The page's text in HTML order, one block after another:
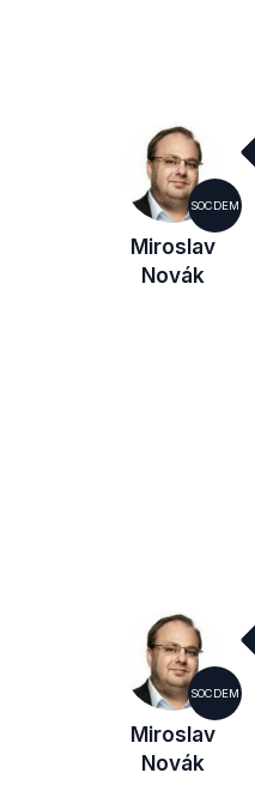
SOCDEM
Miroslav
Novák
SOCDEM
Miroslav
Novák